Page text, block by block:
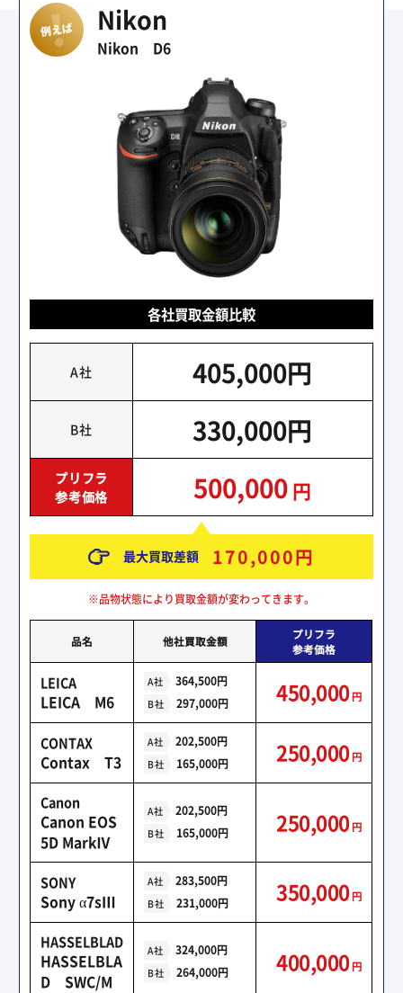
Nikon
Nikon D6
各社買取金額比較
A社 405,000円
B社 330,000円
プリフラ
参考価格
500,000 円
最大買取差額 170,000円
※品物状態により買取金額が変わってきます。
品名 他社買取金額
プリフラ
参考価格
LEICA
LEICA M6
A社 364,500円
B社 297,000円 450,000円
CONTAX
Contax T3
A社 202,500円
B社 165,000円 250,000円
Canon
Canon EOS
5D MarkⅣ
A社 202,500円
B社 165,000円 250,000円
SONY
Sony α7sⅢ
A社 283,500円
B社 231,000円 350,000円
HASSELBLAD
HASSELBLA
D SWC/M
A社 324,000円
B社 264,000円 400,000円